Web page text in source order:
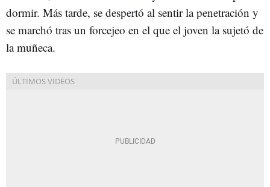
dormir. Más tarde, se despertó al sentir la penetración y
se marchó tras un forcejeo en el que el joven la sujetó de
la muñeca.